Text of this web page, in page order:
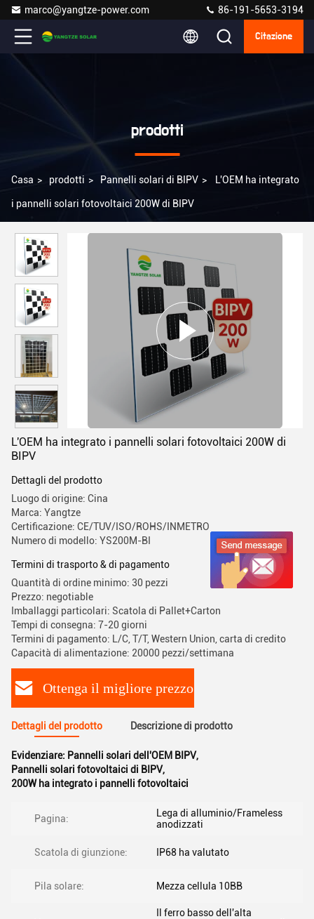
marco@yangtze-power.com 86-191-5653-3194
Citazione
prodotti
Casa > prodotti > Pannelli solari di BIPV > L'OEM ha integrato
i pannelli solari fotovoltaici 200W di BIPV
L'OEM ha integrato i pannelli solari fotovoltaici 200W di
BIPV
Dettagli del prodotto
Luogo di origine: Cina
Marca: Yangtze
Certificazione: CE/TUV/ISO/ROHS/INMETRO
Numero di modello: YS200M-BI
Termini di trasporto & di pagamento
Quantità di ordine minimo: 30 pezzi
Prezzo: negotiable
Imballaggi particolari: Scatola di Pallet+Carton
Tempi di consegna: 7-20 giorni
Termini di pagamento: L/C, T/T, Western Union, carta di credito
Capacità di alimentazione: 20000 pezzi/settimana
Ottenga il migliore prezzo
Dettagli del prodotto Descrizione di prodotto
Evidenziare: Pannelli solari dell'OEM BIPV,
Pannelli solari fotovoltaici di BIPV,
200W ha integrato i pannelli fotovoltaici
Pagina:
Lega di alluminio/Frameless
anodizzati
Scatola di giunzione: IP68 ha valutato
Pila solare: Mezza cellula 10BB
Il ferro basso dell'alta